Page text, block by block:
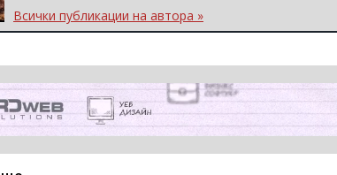
Всички публикации на автора »